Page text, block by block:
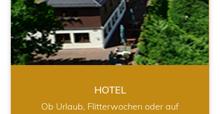
HOTEL
Ob Urlaub, Flitterwochen oder auf